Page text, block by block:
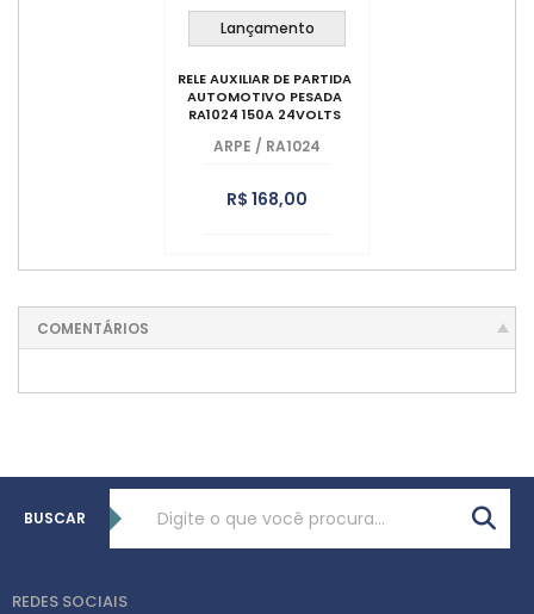
Lançamento
RELE AUXILIAR DE PARTIDA
AUTOMOTIVO PESADA
RA1024 150A 24VOLTS
ARPE / RA1024
R$ 168,00
COMENTÁRIOS
BUSCAR
REDES SOCIAIS